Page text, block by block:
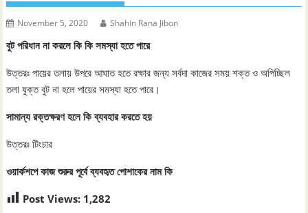
November 5, 2020 Shahin Rana Jibon
বুট পরিধান না করলে কি কি সমস্যা হতে পারে
উত্তরঃ পায়ের তলায় উপরে আঘাত হতে রক্ষার জন্য সর্বদা কাজের সময় শক্ত ও অপিচ্ছিল
তলা যুক্ত বুট না হলে পায়ের সমস্যা হতে পারে।
সামান্য রক্তক্ষরণ হলে কি ব্যবহার করতে হয়
উত্তরঃ টিংচার
ওয়ার্কশপে কাজ শুরুর পূর্বে ব্যবহৃত পোশাকের নাম কি
Post Views: 1,282